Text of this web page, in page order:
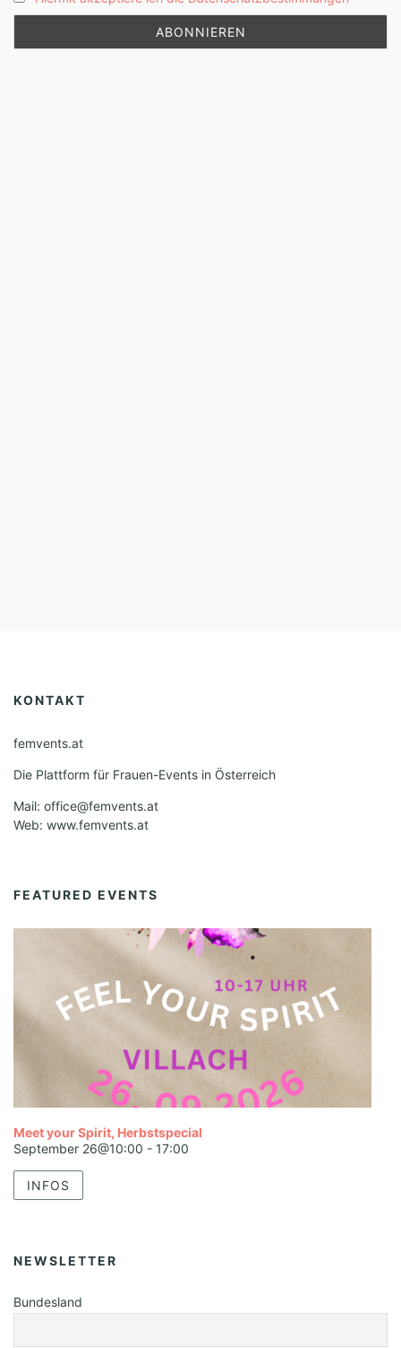
KONTAKT
femvents.at
Die Plattform für Frauen-Events in Österreich
Mail: office@femvents.at
Web: www.femvents.at
FEATURED EVENTS
Meet your Spirit, Herbstspecial
September 26@10:00 - 17:00
INFOS
NEWSLETTER
Bundesland